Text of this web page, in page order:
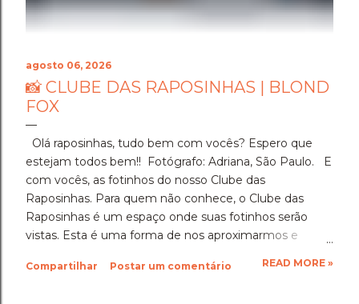
agosto 06, 2026
📸 CLUBE DAS RAPOSINHAS | BLOND
FOX
Olá raposinhas, tudo bem com vocês? Espero que
estejam todos bem!! Fotógrafo: Adriana, São Paulo. E
com vocês, as fotinhos do nosso Clube das
Raposinhas. Para quem não conhece, o Clube das
Raposinhas é um espaço onde suas fotinhos serão
vistas. Esta é uma forma de nos aproximarmos e
basta enviar suas fotinhos para o nosso e-mail
Compartilhar Postar um comentário READ MORE »